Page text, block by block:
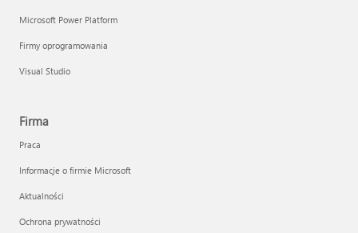
Microsoft Power Platform
Firmy oprogramowania
Visual Studio
Firma
Praca
Informacje o firmie Microsoft
Aktualności
Ochrona prywatności